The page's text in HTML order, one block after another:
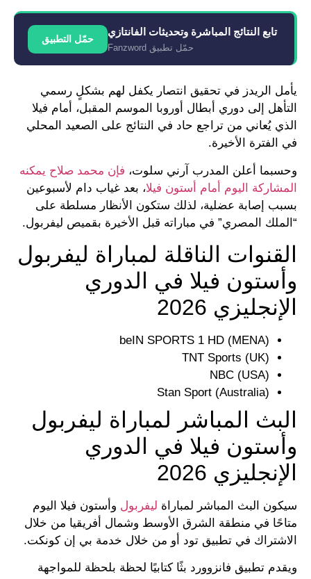
تابع النتائج المباشرة وتحديثات الفانتازي
حمّل تطبيق Fanzword
حمّل التطبيق
يأمل الريدز في تحقيق انتصار يكفل لهم بشكلٍ رسمي
التأهل إلى دوري أبطال أوروبا الموسم المقبل، أمام فيلا
الذي يُعاني من تراجع حاد في النتائج على الصعيد المحلي
في الفترة الأخيرة.
وحسبما أعلن المدرب آرني سلوت، فإن محمد صلاح يمكنه
المشاركة اليوم أمام أستون فيلا، بعد غياب دام لأسبوعين
بسبب إصابة عضلية، لذلك ستكون الأنظار مسلطة على
“الملك المصري” في مباراته قبل الأخيرة بقميص ليفربول.
القنوات الناقلة لمباراة ليفربول
وأستون فيلا في الدوري
الإنجليزي 2026
beIN SPORTS 1 HD (MENA)
TNT Sports (UK)
NBC (USA)
Stan Sport (Australia)
البث المباشر لمباراة ليفربول
وأستون فيلا في الدوري
الإنجليزي 2026
سيكون البث المباشر لمباراة ليفربول وأستون فيلا اليوم
متاحًا في منطقة الشرق الأوسط وشمال أفريقيا من خلال
الاشتراك في تطبيق تود أو من خلال خدمة بي إن كونكت.
ويقدم تطبيق فانزوورد بثًا كتابيًا لحظة بلحظة للمواجهة